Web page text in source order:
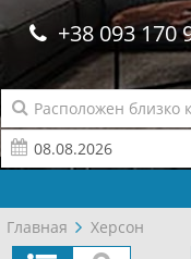
+38 093 170
Главная
Херсон